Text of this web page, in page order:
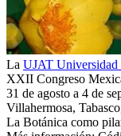
La UJAT Universidad
XXII Congreso
31 de agosto a 4 de
Villahermosa,
La Botánica como